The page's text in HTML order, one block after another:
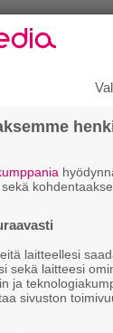
laitteellesi
sekä laitteesi
ja
sivuston